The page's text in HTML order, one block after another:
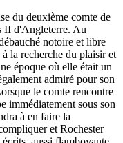
du deuxième comte de
II d'Angleterre. Au
notoire et libre
la recherche du plaisir et
époque où elle était un
admiré pour son
le comte rencontre
immédiatement sous son
à en faire la
et Rochester